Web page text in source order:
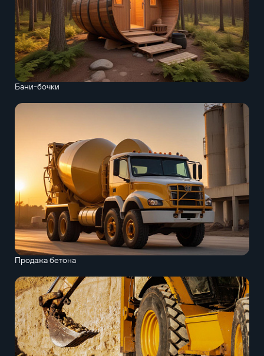
Бани-бочки
Продажа бетона